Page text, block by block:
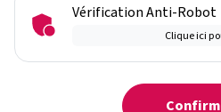
Vérification Anti-Robot
Clique ici